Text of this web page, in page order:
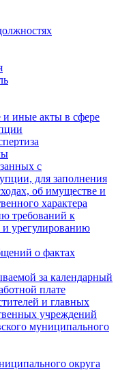
иные акты в сфере
с
для заполнения
об имуществе и
характера
требований к
урегулированию
о фактах
за календарный
плате
и главных
учреждений
муниципального
округа